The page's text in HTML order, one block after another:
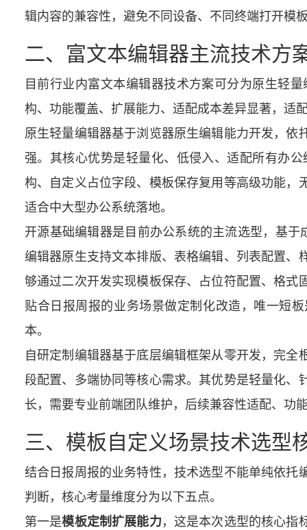
辑内容的兼容性，避免不同设备、不同终端打开模
二、富文本编辑器主流技术方
目前行业内富文本编辑器技术方案可分为原生轻
构、功能覆盖、扩展能力、适配成本差异显著，适
原生轻量编辑器基于浏览器原生编辑能力开发，
强。其核心优势是轻量化、低侵入、适配所有办
构、自定义占位字段、模板保存复用等高级功能
适合中大型办公系统落地。
开源基础编辑器是目前办公系统的主流选型，基
编辑器原生支持文本排版、表格编辑、列表配置
够通过二次开发实现模板保存、占位符配置、格
贴合日报周报的业务场景做定制化改造，唯一短
本。
自研定制编辑器基于底层编辑框架从零开发，完
段配置、多端协同等核心需求。其优势是轻量化
长，需要专业前端团队维护，后续兼容性适配、功
三、模板自定义场景技术选型
结合日报周报的业务特性，技术选型不能单纯依
判断，核心考量维度分为以下五点。
第一是模板定制扩展能力，这是本次选型的核心指